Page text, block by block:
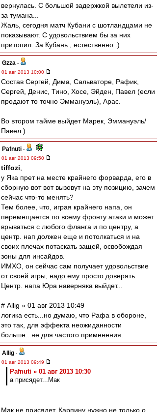
вернулась. С большой задержкой вылетели из-
за тумана...
Жаль, сегодня матч Кубани с шотландцами не
показывают. С удовольствием бы за них
притопил. За Кубань , естественно :)
Gzza -
01 авг 2013 10:00
Состав Сергей, Дима, Сальваторе, Рафик,
Сергей, Денис, Тино, Хосе, Эйден, Павел (если
продают то точно Эммануэль), Арас.
Во втором тайме выйдет Марек, Эммануэль/
Павел )
Pafnuti -
01 авг 2013 09:50
tiffozi
у Яка прет на месте крайнего форварда, его в
сборную вот вот вызовут на эту позицию, зачем
сейчас что-то менять?
Тем более, что, играя крайнего напа, он
перемещается по всему фронту атаки и может
врываться с любого фланга и по центру, а
центр. нап должен еще и потолкаться и на
своих плечах потаскать защей, освобождая
зоны для инсайдов.
ИМХО, он сейчас сам получает удовольствие
от своей игры, надо ему просто доверять.
Центр. напа Юра наверняка выйдет...
# Allig » 01 авг 2013 10:49
логика есть...но думаю, что Рафа в обороне,
это так, для эффекта неожиданности
больше...не для частого применения.
Allig -
01 авг 2013 09:49
Pafnuti » 01 авг 2013 10:30
а присядет...Мак
Мак не присядет. Карпину нужно не только о